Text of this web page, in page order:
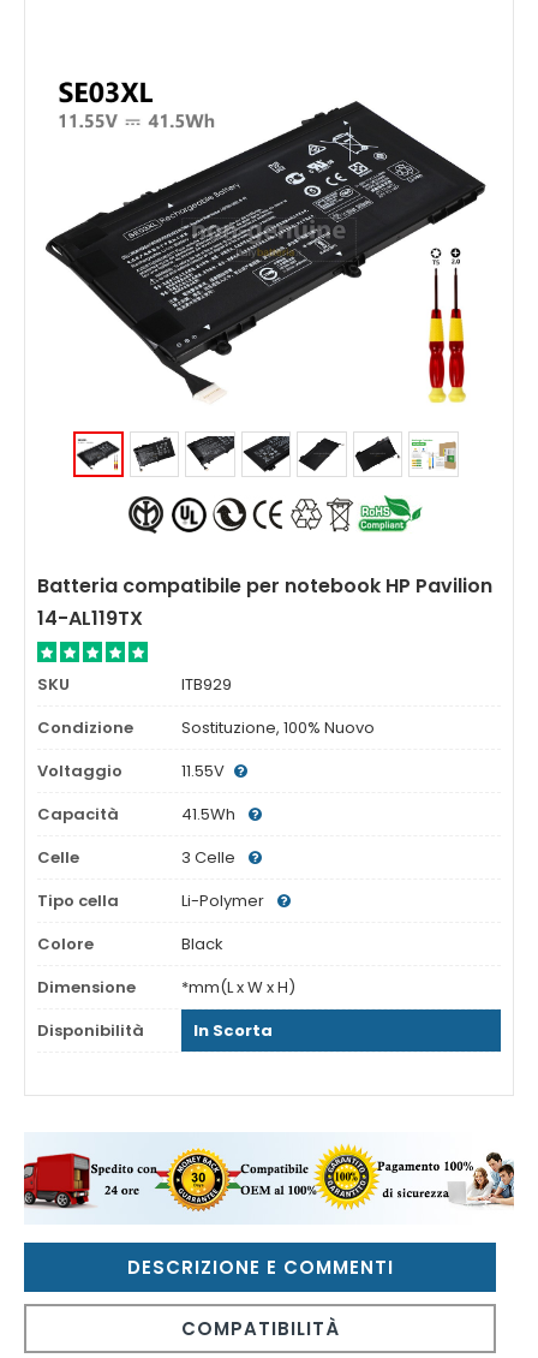
Batteria compatibile per notebook HP Pavilion
14-AL119TX
SKU
ITB929
Condizione
Sostituzione, 100% Nuovo
Voltaggio
11.55V
Capacità
41.5Wh
Celle
3 Celle
Tipo cella
Li-Polymer
Colore
Black
Dimensione
*mm(L x W x H)
Disponibilità
In Scorta
DESCRIZIONE E COMMENTI
COMPATIBILITÀ